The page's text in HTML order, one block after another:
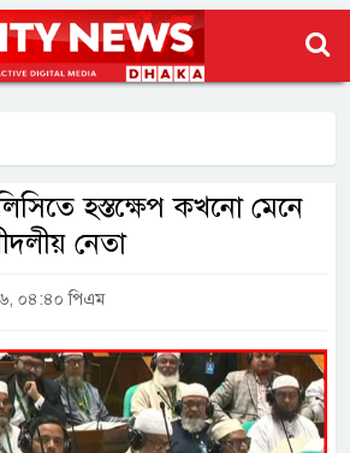
হস্তক্ষেপ কখনো মেনে
নেতা
০৪:৪০ পিএম